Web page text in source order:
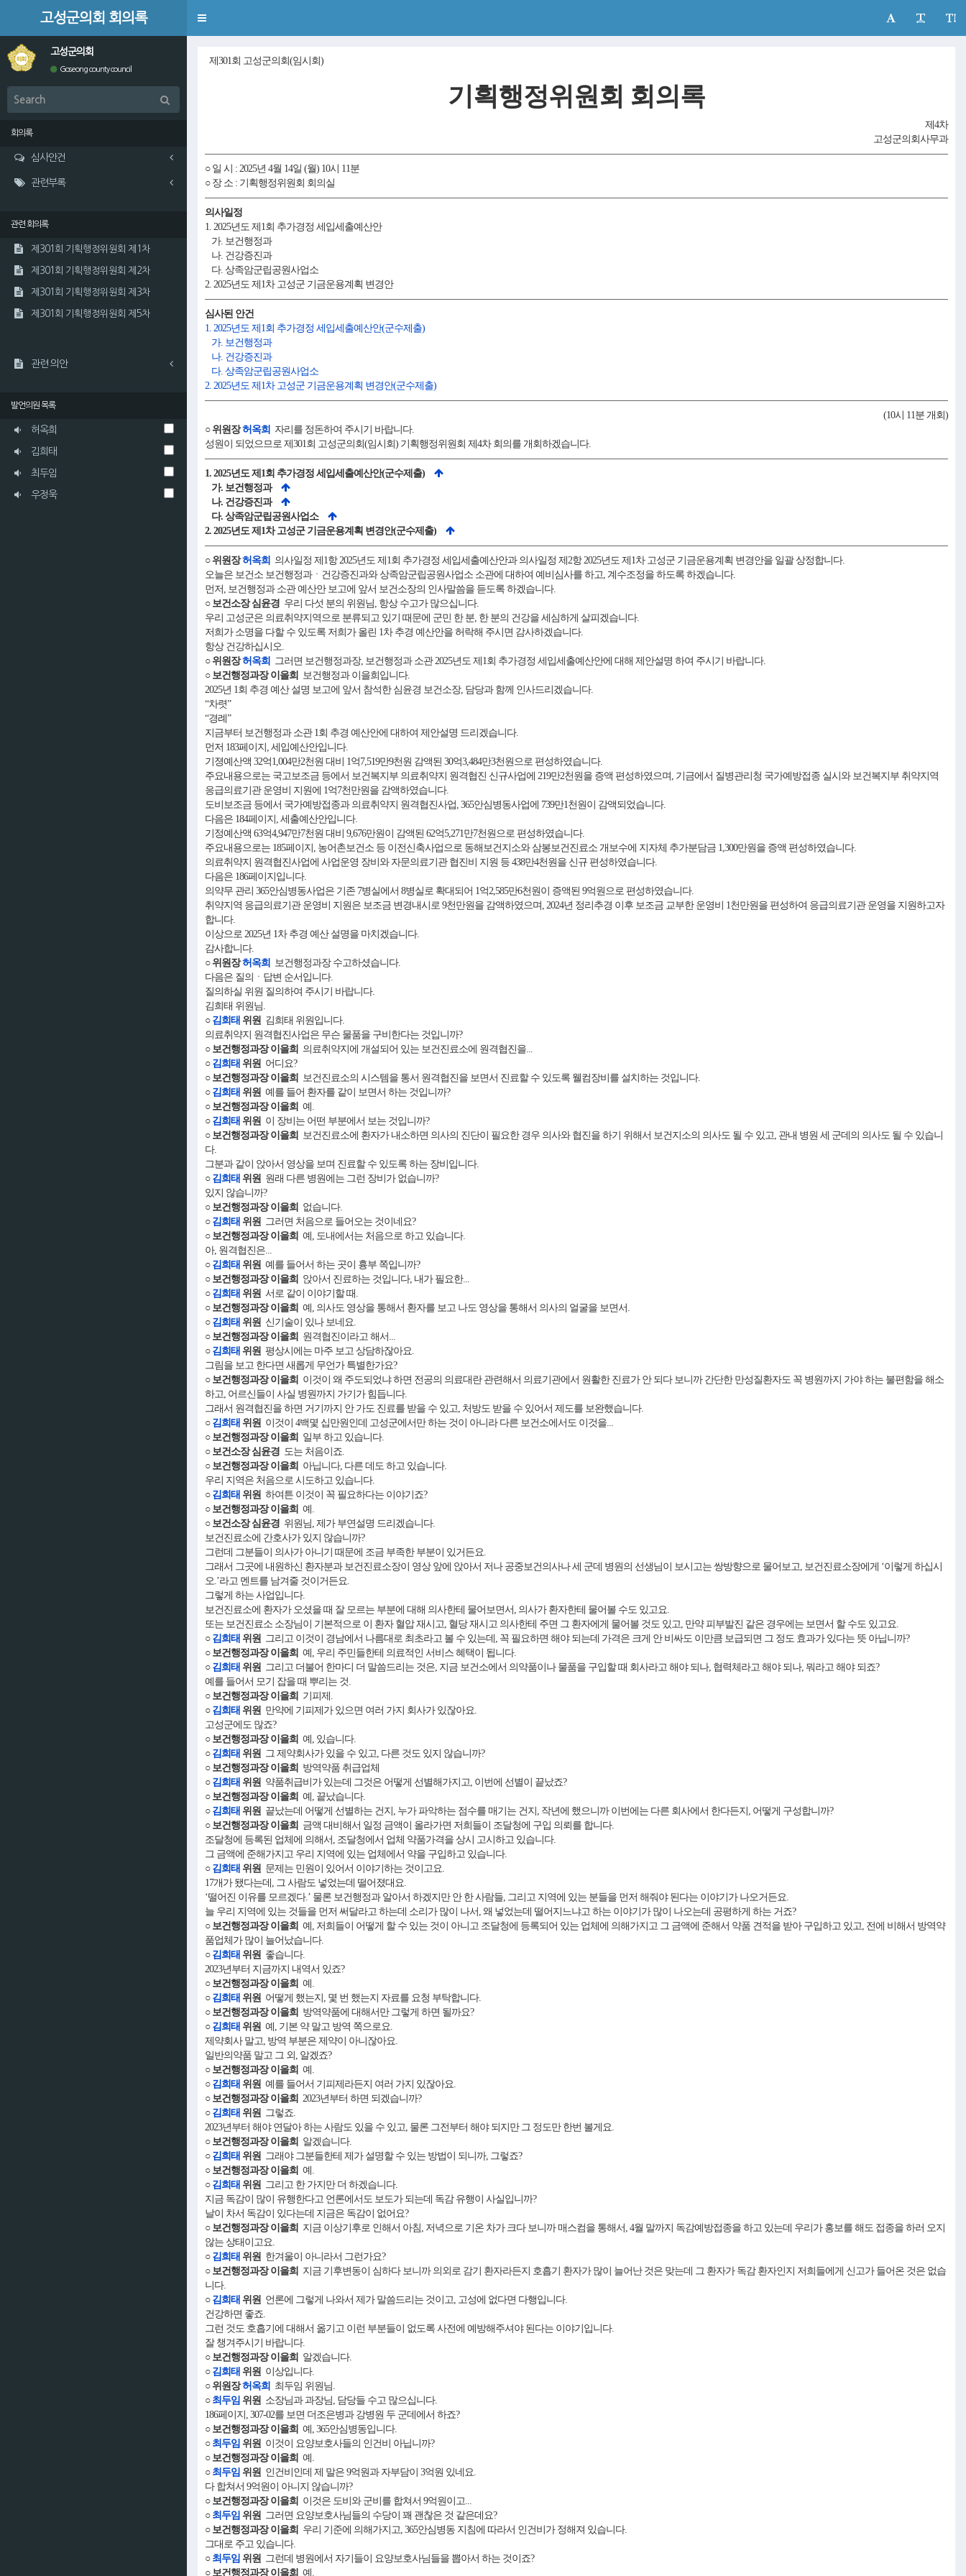
고성군의회 회의록
Toggle
고성군의회
Goseong county council
회의록
심사안건
관련부록
관련 회의록
제301회 기획행정위원회 제1차
제301회 기획행정위원회 제2차
제301회 기획행정위원회 제3차
제301회 기획행정위원회 제5차
관련 의안
발언의원 목록
허옥희
김희태
최두임
우정욱
제301회 고성군의회(임시회)
기획행정위원회 회의록
제4차
고성군의회사무과
○ 일 시 : 2025년 4월 14일 (월) 10시 11분
○ 장 소 : 기획행정위원회 회의실
의사일정
1. 2025년도 제1회 추가경정 세입세출예산안
가. 보건행정과
나. 건강증진과
다. 상족암군립공원사업소
2. 2025년도 제1차 고성군 기금운용계획 변경안
심사된 안건
1. 2025년도 제1회 추가경정 세입세출예산안(군수제출)
가. 보건행정과
나. 건강증진과
다. 상족암군립공원사업소
2. 2025년도 제1차 고성군 기금운용계획 변경안(군수제출)
(10시 11분 개회)
○ 위원장허옥희 자리를 정돈하여 주시기 바랍니다.
성원이 되었으므로 제301회 고성군의회(임시회) 기획행정위원회 제4차 회의를 개회하겠습니다.
1. 2025년도 제1회 추가경정 세입세출예산안(군수제출)
가. 보건행정과
나. 건강증진과
다. 상족암군립공원사업소
2. 2025년도 제1차 고성군 기금운용계획 변경안(군수제출)
○ 위원장허옥희 의사일정 제1항 2025년도 제1회 추가경정 세입세출예산안과 의사일정 제2항 2025년도 제1차 고성군 기금운용계획 변경안을 일괄 상정합니다.
오늘은 보건소 보건행정과ㆍ건강증진과와 상족암군립공원사업소 소관에 대하여 예비심사를 하고, 계수조정을 하도록 하겠습니다.
먼저, 보건행정과 소관 예산안 보고에 앞서 보건소장의 인사말씀을 듣도록 하겠습니다.
○ 보건소장 심윤경 우리 다섯 분의 위원님, 항상 수고가 많으십니다.
우리 고성군은 의료취약지역으로 분류되고 있기 때문에 군민 한 분, 한 분의 건강을 세심하게 살피겠습니다.
저희가 소명을 다할 수 있도록 저희가 올린 1차 추경 예산안을 허락해 주시면 감사하겠습니다.
항상 건강하십시오.
○ 위원장허옥희 그러면 보건행정과장, 보건행정과 소관 2025년도 제1회 추가경정 세입세출예산안에 대해 제안설명 하여 주시기 바랍니다.
○ 보건행정과장 이을희 보건행정과 이을희입니다.
2025년 1회 추경 예산 설명 보고에 앞서 참석한 심윤경 보건소장, 담당과 함께 인사드리겠습니다.
“차렷”
“경례”
지금부터 보건행정과 소관 1회 추경 예산안에 대하여 제안설명 드리겠습니다.
먼저 183페이지, 세입예산안입니다.
기졍예산액 32억1,004만2천원 대비 1억7,519만9천원 감액된 30억3,484만3천원으로 편성하였습니다.
주요내용으로는 국고보조금 등에서 보건복지부 의료취약지 원격협진 신규사업에 219만2천원을 증액 편성하였으며, 기금에서 질병관리청 국가예방접종 실시와 보건복지부 취약지역
응급의료기관 운영비 지원에 1억7천만원을 감액하였습니다.
도비보조금 등에서 국가예방접종과 의료취약지 원격협진사업, 365안심병동사업에 739만1천원이 감액되었습니다.
다음은 184페이지, 세출예산안입니다.
기정예산액 63억4,947만7천원 대비 9,676만원이 감액된 62억5,271만7천원으로 편성하였습니다.
주요내용으로는 185페이지, 농어촌보건소 등 이전신축사업으로 동해보건지소와 삼봉보건진료소 개보수에 지자체 추가분담금 1,300만원을 증액 편성하였습니다.
의료취약지 원격협진사업에 사업운영 장비와 자문의료기관 협진비 지원 등 438만4천원을 신규 편성하였습니다.
다음은 186페이지입니다.
의약무 관리 365안심병동사업은 기존 7병실에서 8병실로 확대되어 1억2,585만6천원이 증액된 9억원으로 편성하였습니다.
취약지역 응급의료기관 운영비 지원은 보조금 변경내시로 9천만원을 감액하였으며, 2024년 정리추경 이후 보조금 교부한 운영비 1천만원을 편성하여 응급의료기관 운영을 지원하고자
합니다.
이상으로 2025년 1차 추경 예산 설명을 마치겠습니다.
감사합니다.
○ 위원장허옥희 보건행정과장 수고하셨습니다.
다음은 질의ㆍ답변 순서입니다.
질의하실 위원 질의하여 주시기 바랍니다.
김희태 위원님.
○ 김희태 위원 김희태 위원입니다.
의료취약지 원격협진사업은 무슨 물품을 구비한다는 것입니까?
○ 보건행정과장 이을희 의료취약지에 개설되어 있는 보건진료소에 원격협진을...
○ 김희태 위원 어디요?
○ 보건행정과장 이을희 보건진료소의 시스템을 통서 원격협진을 보면서 진료할 수 있도록 웰컴장비를 설치하는 것입니다.
○ 김희태 위원 예를 들어 환자를 같이 보면서 하는 것입니까?
○ 보건행정과장 이을희 예.
○ 김희태 위원 이 장비는 어떤 부분에서 보는 것입니까?
○ 보건행정과장 이을희 보건진료소에 환자가 내소하면 의사의 진단이 필요한 경우 의사와 협진을 하기 위해서 보건지소의 의사도 될 수 있고, 관내 병원 세 군데의 의사도 될 수 있습니
다.
그분과 같이 앉아서 영상을 보며 진료할 수 있도록 하는 장비입니다.
○ 김희태 위원 원래 다른 병원에는 그런 장비가 없습니까?
있지 않습니까?
○ 보건행정과장 이을희 없습니다.
○ 김희태 위원 그러면 처음으로 들어오는 것이네요?
○ 보건행정과장 이을희 예, 도내에서는 처음으로 하고 있습니다.
아, 원격협진은...
○ 김희태 위원 예를 들어서 하는 곳이 흉부 쪽입니까?
○ 보건행정과장 이을희 앉아서 진료하는 것입니다, 내가 필요한...
○ 김희태 위원 서로 같이 이야기할 때.
○ 보건행정과장 이을희 예, 의사도 영상을 통해서 환자를 보고 나도 영상을 통해서 의사의 얼굴을 보면서.
○ 김희태 위원 신기술이 있나 보네요.
○ 보건행정과장 이을희 원격협진이라고 해서...
○ 김희태 위원 평상시에는 마주 보고 상담하잖아요.
그림을 보고 한다면 새롭게 무언가 특별한가요?
○ 보건행정과장 이을희 이것이 왜 주도되었냐 하면 전공의 의료대란 관련해서 의료기관에서 원활한 진료가 안 되다 보니까 간단한 만성질환자도 꼭 병원까지 가야 하는 불편함을 해소
하고, 어르신들이 사실 병원까지 가기가 힘듭니다.
그래서 원격협진을 하면 거기까지 안 가도 진료를 받을 수 있고, 처방도 받을 수 있어서 제도를 보완했습니다.
○ 김희태 위원 이것이 4백몇 십만원인데 고성군에서만 하는 것이 아니라 다른 보건소에서도 이것을...
○ 보건행정과장 이을희 일부 하고 있습니다.
○ 보건소장 심윤경 도는 처음이죠.
○ 보건행정과장 이을희 아닙니다, 다른 데도 하고 있습니다.
우리 지역은 처음으로 시도하고 있습니다.
○ 김희태 위원 하여튼 이것이 꼭 필요하다는 이야기죠?
○ 보건행정과장 이을희 예.
○ 보건소장 심윤경 위원님, 제가 부연설명 드리겠습니다.
보건진료소에 간호사가 있지 않습니까?
그런데 그분들이 의사가 아니기 때문에 조금 부족한 부분이 있거든요.
그래서 그곳에 내원하신 환자분과 보건진료소장이 영상 앞에 앉아서 저나 공중보건의사나 세 군데 병원의 선생님이 보시고는 쌍방향으로 물어보고, 보건진료소장에게 ‘이렇게 하십시
오.’라고 멘트를 남겨줄 것이거든요.
그렇게 하는 사업입니다.
보건진료소에 환자가 오셨을 때 잘 모르는 부분에 대해 의사한테 물어보면서, 의사가 환자한테 물어볼 수도 있고요.
또는 보건진료소 소장님이 기본적으로 이 환자 혈압 재시고, 혈당 재시고 의사한테 주면 그 환자에게 물어볼 것도 있고, 만약 피부발진 같은 경우에는 보면서 할 수도 있고요.
○ 김희태 위원 그리고 이것이 경남에서 나름대로 최초라고 볼 수 있는데, 꼭 필요하면 해야 되는데 가격은 크게 안 비싸도 이만큼 보급되면 그 정도 효과가 있다는 뜻 아닙니까?
○ 보건행정과장 이을희 예, 우리 주민들한테 의료적인 서비스 혜택이 됩니다.
○ 김희태 위원 그리고 더불어 한마디 더 말씀드리는 것은, 지금 보건소에서 의약품이나 물품을 구입할 때 회사라고 해야 되나, 협력체라고 해야 되나, 뭐라고 해야 되죠?
예를 들어서 모기 잡을 때 뿌리는 것.
○ 보건행정과장 이을희 기피제.
○ 김희태 위원 만약에 기피제가 있으면 여러 가지 회사가 있잖아요.
고성군에도 많죠?
○ 보건행정과장 이을희 예, 있습니다.
○ 김희태 위원 그 제약회사가 있을 수 있고, 다른 것도 있지 않습니까?
○ 보건행정과장 이을희 방역약품 취급업체
○ 김희태 위원 약품취급비가 있는데 그것은 어떻게 선별해가지고, 이번에 선별이 끝났죠?
○ 보건행정과장 이을희 예, 끝났습니다.
○ 김희태 위원 끝났는데 어떻게 선별하는 건지, 누가 파악하는 점수를 매기는 건지, 작년에 했으니까 이번에는 다른 회사에서 한다든지, 어떻게 구성합니까?
○ 보건행정과장 이을희 금액 대비해서 일정 금액이 올라가면 저희들이 조달청에 구입 의뢰를 합니다.
조달청에 등록된 업체에 의해서, 조달청에서 업체 약품가격을 상시 고시하고 있습니다.
그 금액에 준해가지고 우리 지역에 있는 업체에서 약을 구입하고 있습니다.
○ 김희태 위원 문제는 민원이 있어서 이야기하는 것이고요.
17개가 됐다는데, 그 사람도 넣었는데 떨어졌대요.
‘떨어진 이유를 모르겠다.’ 물론 보건행정과 알아서 하겠지만 안 한 사람들, 그리고 지역에 있는 분들을 먼저 해줘야 된다는 이야기가 나오거든요.
늘 우리 지역에 있는 것들을 먼저 써달라고 하는데 소리가 많이 나서, 왜 넣었는데 떨어지느냐고 하는 이야기가 많이 나오는데 공평하게 하는 거죠?
○ 보건행정과장 이을희 예, 저희들이 어떻게 할 수 있는 것이 아니고 조달청에 등록되어 있는 업체에 의해가지고 그 금액에 준해서 약품 견적을 받아 구입하고 있고, 전에 비해서 방역약
품업체가 많이 늘어났습니다.
○ 김희태 위원 좋습니다.
2023년부터 지금까지 내역서 있죠?
○ 보건행정과장 이을희 예.
○ 김희태 위원 어떻게 했는지, 몇 번 했는지 자료를 요청 부탁합니다.
○ 보건행정과장 이을희 방역약품에 대해서만 그렇게 하면 될까요?
○ 김희태 위원 예, 기본 약 말고 방역 쪽으로요.
제약회사 말고, 방역 부분은 제약이 아니잖아요.
일반의약품 말고 그 외, 알겠죠?
○ 보건행정과장 이을희 예.
○ 김희태 위원 예를 들어서 기피제라든지 여러 가지 있잖아요.
○ 보건행정과장 이을희 2023년부터 하면 되겠습니까?
○ 김희태 위원 그렇죠.
2023년부터 해야 연달아 하는 사람도 있을 수 있고, 물론 그전부터 해야 되지만 그 정도만 한번 볼게요.
○ 보건행정과장 이을희 알겠습니다.
○ 김희태 위원 그래야 그분들한테 제가 설명할 수 있는 방법이 되니까, 그렇죠?
○ 보건행정과장 이을희 예.
○ 김희태 위원 그리고 한 가지만 더 하겠습니다.
지금 독감이 많이 유행한다고 언론에서도 보도가 되는데 독감 유행이 사실입니까?
날이 차서 독감이 있다는데 지금은 독감이 없어요?
○ 보건행정과장 이을희 지금 이상기후로 인해서 아침, 저녁으로 기온 차가 크다 보니까 매스컴을 통해서, 4월 말까지 독감예방접종을 하고 있는데 우리가 홍보를 해도 접종을 하러 오지
않는 상태이고요.
○ 김희태 위원 한겨울이 아니라서 그런가요?
○ 보건행정과장 이을희 지금 기후변동이 심하다 보니까 의외로 감기 환자라든지 호흡기 환자가 많이 늘어난 것은 맞는데 그 환자가 독감 환자인지 저희들에게 신고가 들어온 것은 없습
니다.
○ 김희태 위원 언론에 그렇게 나와서 제가 말씀드리는 것이고, 고성에 없다면 다행입니다.
건강하면 좋죠.
그런 것도 호흡기에 대해서 옮기고 이런 부분들이 없도록 사전에 예방해주셔야 된다는 이야기입니다.
잘 챙겨주시기 바랍니다.
○ 보건행정과장 이을희 알겠습니다.
○ 김희태 위원 이상입니다.
○ 위원장허옥희 최두임 위원님.
○ 최두임 위원 소장님과 과장님, 담당들 수고 많으십니다.
186페이지, 307-02를 보면 더조은병과 강병원 두 군데에서 하죠?
○ 보건행정과장 이을희 예, 365안심병동입니다.
○ 최두임 위원 이것이 요양보호사들의 인건비 아닙니까?
○ 보건행정과장 이을희 예.
○ 최두임 위원 인건비인데 제 말은 9억원과 자부담이 3억원 있네요.
다 합쳐서 9억원이 아니지 않습니까?
○ 보건행정과장 이을희 이것은 도비와 군비를 합쳐서 9억원이고...
○ 최두임 위원 그러면 요양보호사님들의 수당이 꽤 괜찮은 것 같은데요?
○ 보건행정과장 이을희 우리 기준에 의해가지고, 365안심병동 지침에 따라서 인건비가 정해져 있습니다.
그대로 주고 있습니다.
○ 최두임 위원 그런데 병원에서 자기들이 요양보호사님들을 뽑아서 하는 것이죠?
○ 보건행정과장 이을희 예.